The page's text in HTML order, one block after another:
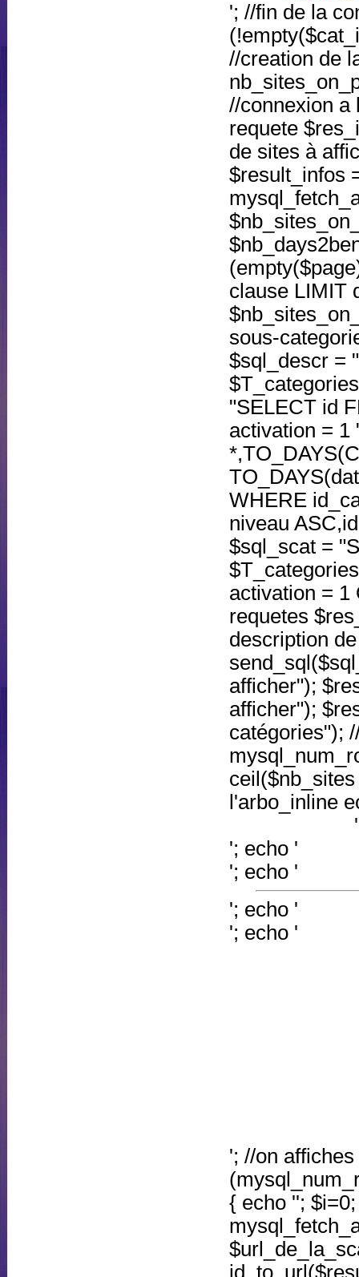
'; //fin de la
//creation de
//connexion a
requete
de sites à
$result_infos
clause LIMIT
sous-
$sql_descr =
"SELECT id
activation = 1
WHERE
niveau
$sql_scat =
activation = 1
requetes
description
afficher");
afficher");
catégories");
l'arbo_inline
'; echo '
'; echo '
'; echo '
'; echo '
'; //on
{ echo '';